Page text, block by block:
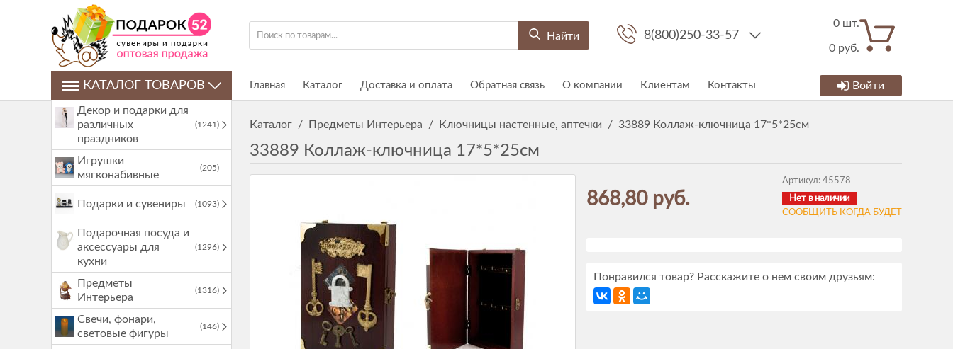
Найти 8(800)250-33-57
0 шт.
0 руб.
КАТАЛОГ ТОВАРОВ
Декор и подарки для
различных
праздников
(1241)
Игрушки
мягконабивные
(205)
Подарки и сувениры (1093)
Подарочная посуда и
аксессуары для
кухни
(1296)
Предметы
Интерьера
(1316)
Свечи, фонари,
световые фигуры
(146)
Главная Каталог Доставка и оплата Обратная связь О компании Клиентам Контакты Войти
Каталог / Предметы Интерьера / Ключницы настенные, аптечки / 33889 Коллаж-ключница 17*5*25см
33889 Коллаж-ключница 17*5*25см
868,80 руб.
Артикул: 45578
Нет в наличии
СООБЩИТЬ КОГДА БУДЕТ
Понравился товар? Расскажите о нем своим друзьям: